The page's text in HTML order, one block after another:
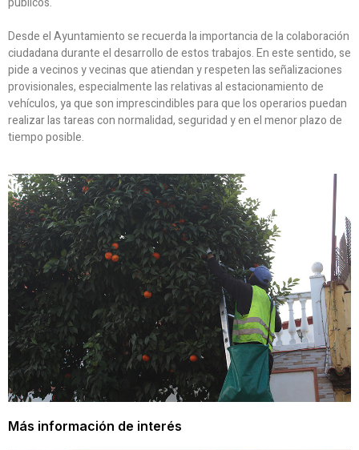
Desde el Ayuntamiento se recuerda la importancia de la colaboración
ciudadana durante el desarrollo de estos trabajos. En este sentido, se
pide a vecinos y vecinas que atiendan y respeten las señalizaciones
provisionales, especialmente las relativas al estacionamiento de
vehículos, ya que son imprescindibles para que los operarios puedan
realizar las tareas con normalidad, seguridad y en el menor plazo de
tiempo posible.
Más información de interés